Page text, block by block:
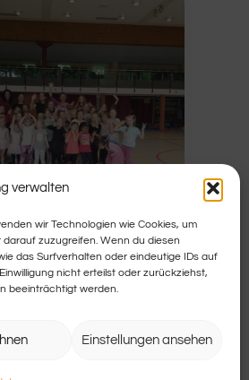
verwalten
wir Technologien wie Cookies, um
zuzugreifen. Wenn du diesen
das Surfverhalten oder eindeutige IDs auf
nicht erteilst oder zurückziehst,
beeinträchtigt werden.
Einstellungen ansehen
Team von Hallo
hat uns